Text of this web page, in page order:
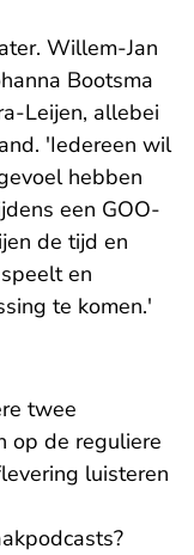
- U verlaat
. Willem-Jan
Bootsma
Leijen, allebei
'Iedereen wil
hebben
een GOO-
de tijd en
en
te komen.'
twee
op de reguliere
luisteren